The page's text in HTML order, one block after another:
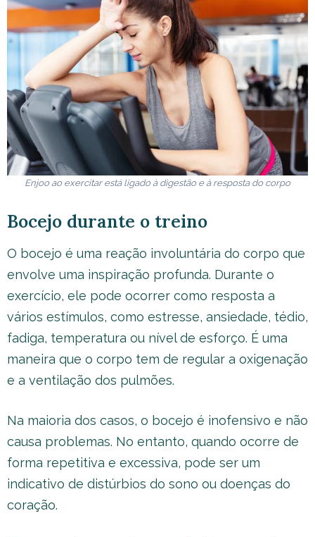
Enjoo ao exercitar está ligado à digestão e à resposta do corpo
Bocejo durante o treino
O bocejo é uma reação involuntária do corpo que
envolve uma inspiração profunda. Durante o
exercício, ele pode ocorrer como resposta a
vários estímulos, como estresse, ansiedade, tédio,
fadiga, temperatura ou nível de esforço. É uma
maneira que o corpo tem de regular a oxigenação
e a ventilação dos pulmões.
Na maioria dos casos, o bocejo é inofensivo e não
causa problemas. No entanto, quando ocorre de
forma repetitiva e excessiva, pode ser um
indicativo de distúrbios do sono ou doenças do
coração.